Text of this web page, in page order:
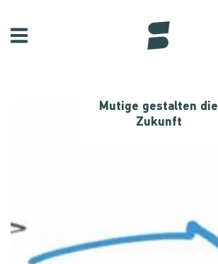
Mutige gestalten die
Zukunft